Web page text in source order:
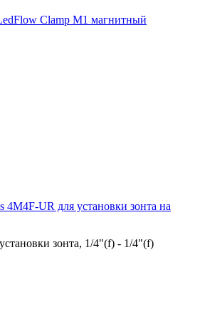
Clamp M1 магнитный
4M4F-UR для установки зонта на
зонта, 1/4"(f) - 1/4"(f)